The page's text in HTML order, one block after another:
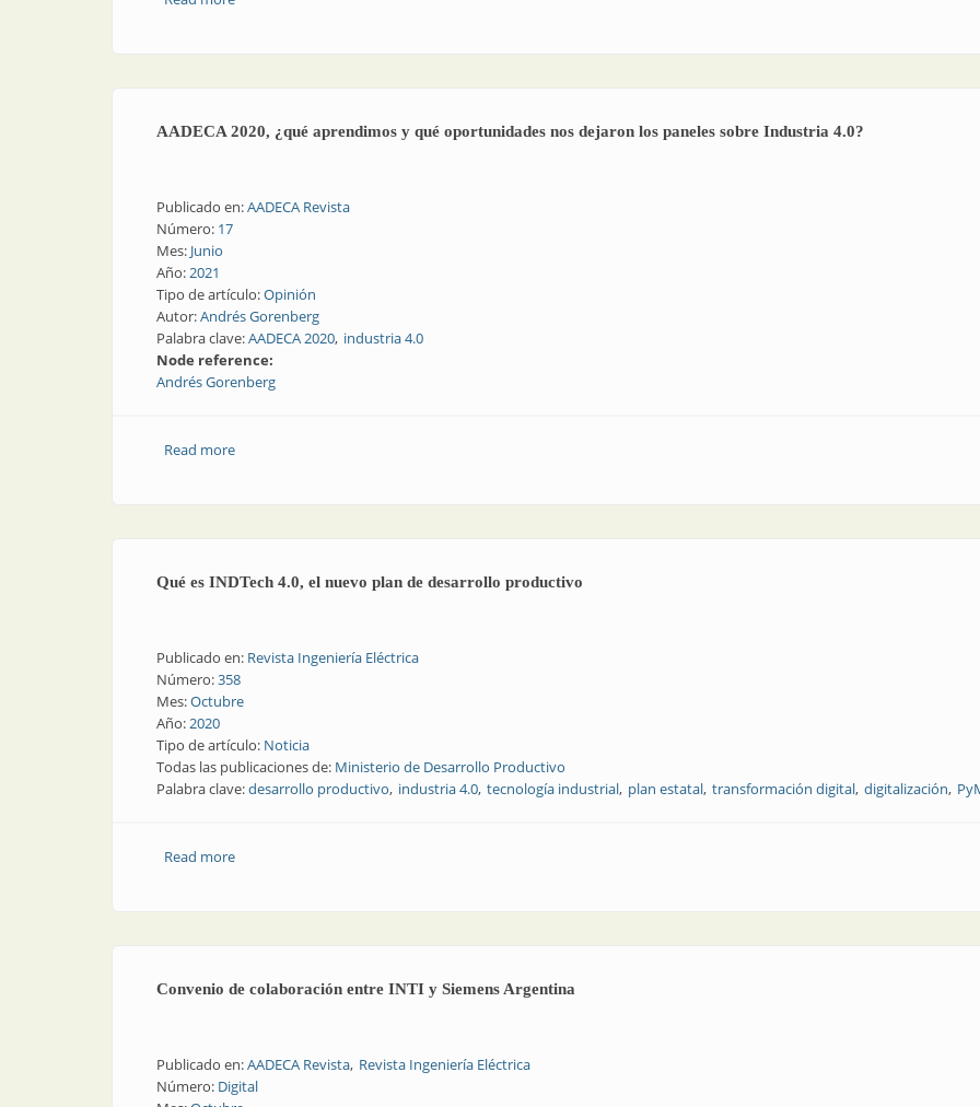
AADECA 2020, ¿qué aprendimos y qué oportunidades nos dejaron los paneles sobre Industria 4.0?
Publicado en:AADECA Revista
Número: 17
Mes: Junio
Año:2021
Tipo de artículo:Opinión
Autor:Andrés Gorenberg
Palabra clave:AADECA 2020 industria 4.0
Node reference:
Andrés Gorenberg
Read moreabout AADECA 2020, ¿qué aprendimos y qué oportunidades nos dejaron los paneles sobre Industria 4.0?
Qué es INDTech 4.0, el nuevo plan de desarrollo productivo
Publicado en: Revista Ingeniería Eléctrica
Número:358
Mes:Octubre
Año:2020
Tipo de artículo: Noticia
Todas las publicaciones de: Ministerio de Desarrollo Productivo
Palabra clave:desarrollo productivo industria 4.0 tecnología industrial plan estatal transformación digital digitalización
Read moreabout Qué es INDTech 4.0, el nuevo plan de desarrollo productivo
Convenio de colaboración entre INTI y Siemens Argentina
Publicado en:AADECA Revista Revista Ingeniería Eléctrica
Número: Digital